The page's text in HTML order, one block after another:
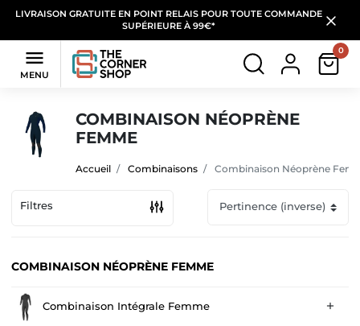
LIVRAISON GRATUITE EN POINT RELAIS POUR TOUTE COMMANDE
SUPÉRIEURE À 99€*

MENU
0
COMBINAISON NÉOPRÈNE
FEMME
Accueil Combinaisons Combinaison Néoprène
Filtres
COMBINAISON NÉOPRÈNE FEMME
Combinaison Intégrale Femme 